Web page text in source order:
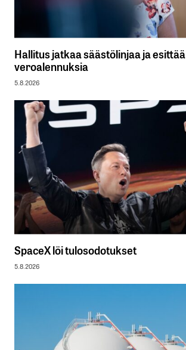
Hallitus jatkaa säästölinjaa ja esittää
veroalennuksia
5.8.2026
SpaceX löi tulosodotukset
5.8.2026